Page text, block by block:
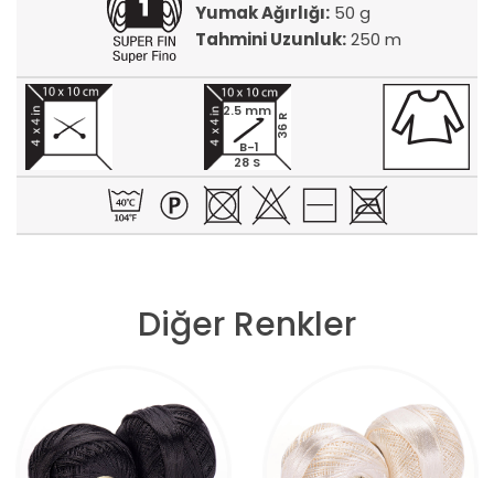
Yumak Ağırlığı:50 g
Tahmini Uzunluk:250 m
28 S
36 R
2.5 mm
B-1
Diğer Renkler